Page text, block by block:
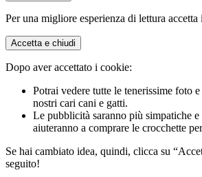
Per una migliore esperienza di lettura
Accetta e chiudi
Dopo aver accettato i cookie:
Potrai vedere tutte le tenerissime foto
nostri cari cani e gatti.
Le pubblicità saranno più simpatiche e
aiuteranno a comprare le crocchette
Se hai cambiato idea, quindi, clicca su
seguito!